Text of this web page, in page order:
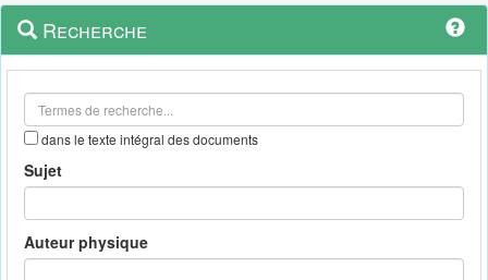
Navigation
outils
Menu
contextuel
Recherche
dans le texte intégral des documents
Sujet
Auteur physique